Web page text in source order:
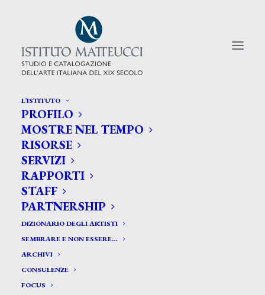
L’ISTITUTO
PROFILO
MOSTRE NEL TEMPO
RISORSE
SERVIZI
RAPPORTI
STAFF
PARTNERSHIP
DIZIONARIO DEGLI ARTISTI
SEMBRARE E NON ESSERE…
ARCHIVI
CONSULENZE
FOCUS
CERCA TRA GLI ARTISTI:
Search
for:
De Divitiis Emilia